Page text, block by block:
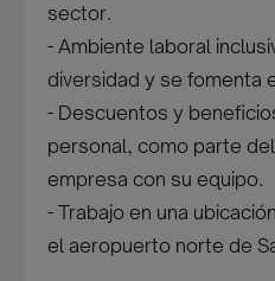
sector.
- Ambiente laboral
diversidad y se fomenta
- Descuentos y
personal, como parte
empresa con su equipo.
- Trabajo en una
el aeropuerto norte de